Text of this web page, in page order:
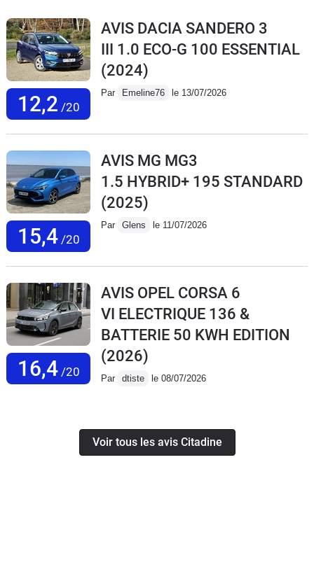
12,2 /20
AVIS DACIA SANDERO 3
III 1.0 ECO-G 100 ESSENTIAL
(2024)
Par Emeline76 le 13/07/2026
15,4/20
AVIS MG MG3
1.5 HYBRID+ 195 STANDARD
(2025)
Par Glens le 11/07/2026
16,4/20
AVIS OPEL CORSA 6
VI ELECTRIQUE 136 &
BATTERIE 50 KWH EDITION
(2026)
Par dtiste le 08/07/2026
Voir tous les avis Citadine